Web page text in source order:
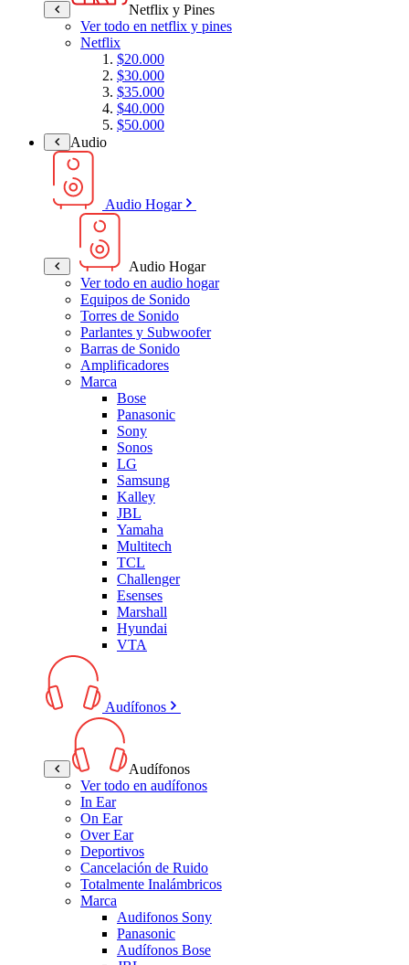
Netflix y Pines
Ver todo en netflix y pines
Netflix
$20.000
$30.000
$35.000
$40.000
$50.000
Audio
Audio Hogar
Audio Hogar
Ver todo en audio hogar
Equipos de Sonido
Torres de Sonido
Parlantes y Subwoofer
Barras de Sonido
Amplificadores
Marca
Bose
Panasonic
Sony
Sonos
LG
Samsung
Kalley
JBL
Yamaha
Multitech
TCL
Challenger
Esenses
Marshall
Hyundai
VTA
Audífonos
Audífonos
Ver todo en audífonos
In Ear
On Ear
Over Ear
Deportivos
Cancelación de Ruido
Totalmente Inalámbricos
Marca
Audifonos Sony
Panasonic
Audífonos Bose